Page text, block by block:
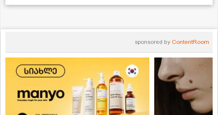
sponsored by ContentRoom